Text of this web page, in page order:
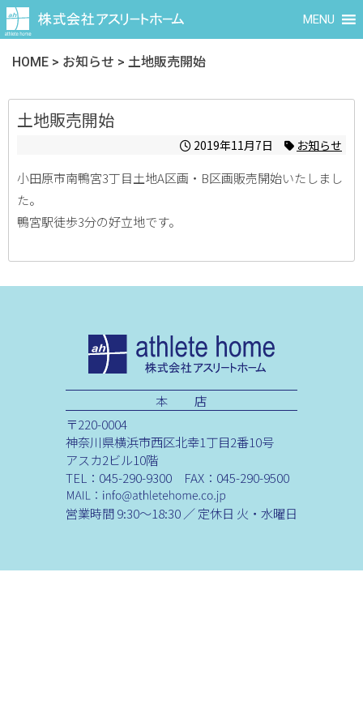
MENU
HOME > お知らせ > 土地販売開始
土地販売開始
2019年11月7日 お知らせ
小田原市南鴨宮3丁目土地A区画・B区画販売開始いたしまし
た。
鴨宮駅徒歩3分の好立地です。
本 店
〒220-0004
神奈川県横浜市西区北幸1丁目2番10号
アスカ2ビル10階
TEL：045-290-9300 FAX：045-290-9500
営業時間 9:30～18:30 ／ 定休日 火・水曜日